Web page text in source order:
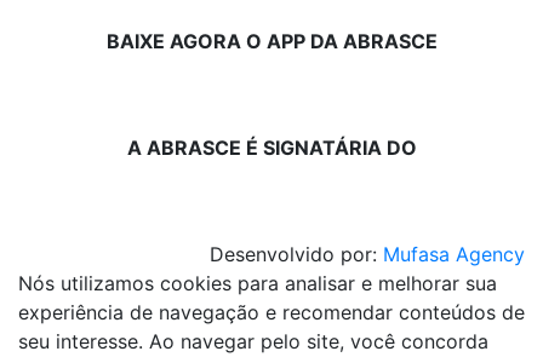
BAIXE AGORA O APP DA ABRASCE
A ABRASCE É SIGNATÁRIA DO
Desenvolvido por: Mufasa Agency
Nós utilizamos cookies para analisar e melhorar sua
experiência de navegação e recomendar conteúdos de
seu interesse. Ao navegar pelo site, você concorda